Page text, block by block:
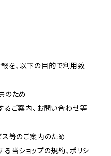
を、以下の目的で利用致
のため
るご案内、お問い合わせ等
ス等のご案内のため
る当ショップの規約、ポリシ